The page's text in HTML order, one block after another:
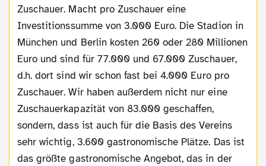
Zuschauer. Macht pro Zuschauer eine
Investitionssumme von 3.000 Euro. Die Stadion in
München und Berlin kosten 260 oder 280 Millionen
Euro und sind für 77.000 und 67.000 Zuschauer,
d.h. dort sind wir schon fast bei 4.000 Euro pro
Zuschauer. Wir haben außerdem nicht nur eine
Zuschauerkapazität von 83.000 geschaffen,
sondern, dass ist auch für die Basis des Vereins
sehr wichtig, 3.600 gastronomische Plätze. Das ist
das größte gastronomische Angebot, das in der